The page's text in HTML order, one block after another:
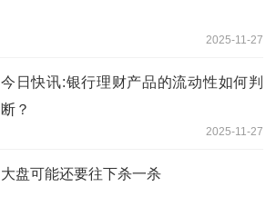
2025-11-27
今日快讯:银行理财产品的流动性如何判
断？
2025-11-27
大盘可能还要往下杀一杀